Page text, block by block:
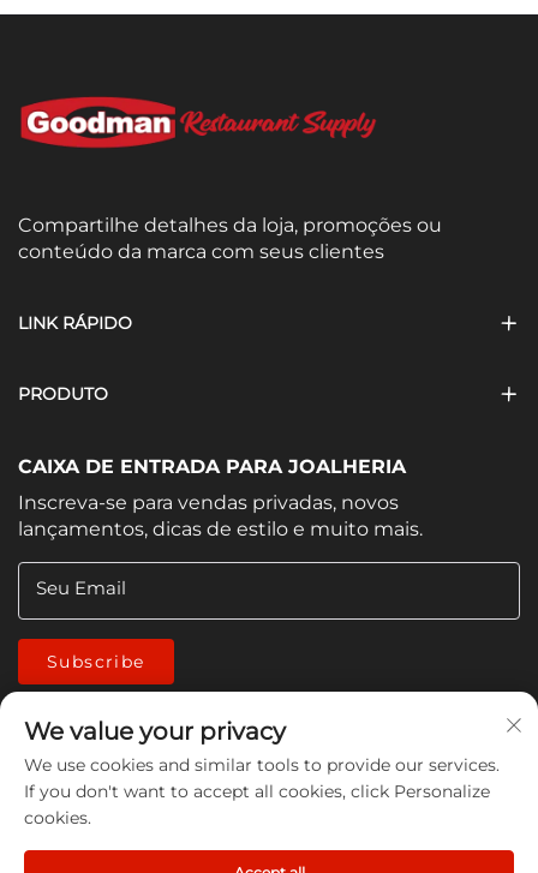
Compartilhe detalhes da loja, promoções ou
conteúdo da marca com seus clientes
LINK RÁPIDO
PRODUTO
CAIXA DE ENTRADA PARA JOALHERIA
Inscreva-se para vendas privadas, novos
lançamentos, dicas de estilo e muito mais.
Seu Email
Subscribe
Copyright © 2026 China Jiangmen Guanwen cleaning
We value your privacy
We use cookies and similar tools to provide our services.
If you don't want to accept all cookies, click Personalize
cookies.